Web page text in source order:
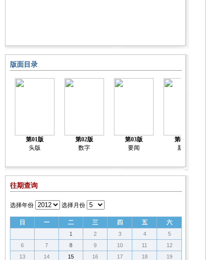
版面目录
第01版
头版
第02版
数字
第03版
要闻
第04版
新闻
往期查询
选择年份 选择月份
日 一 二 三 四 五 六
1 2 3 4
5
6
7 8 9 10 11
12
13
14 15 16 17 18
19